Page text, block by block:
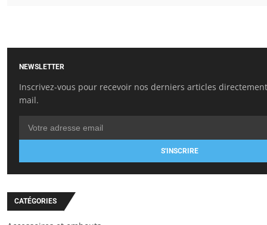
NEWSLETTER
Inscrivez-vous pour recevoir nos derniers articles
mail.
S'INSCRIRE
CATÉGORIES